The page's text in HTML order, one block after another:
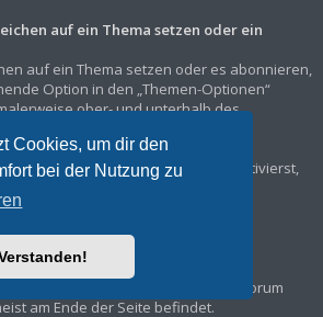
Cookies, um dir den
bei der Nutzung zu
auf ein Thema setzen oder ein
auf ein Thema setzen oder es abonnieren,
Option in den „Themen-Optionen“
ober- und unterhalb des
auf ein Thema die Option „Mich
eine Antwort geschrieben wurde“ aktivierst,
abonnieren?
verwende im Forum den Link „Forum
am Ende der Seite befindet.